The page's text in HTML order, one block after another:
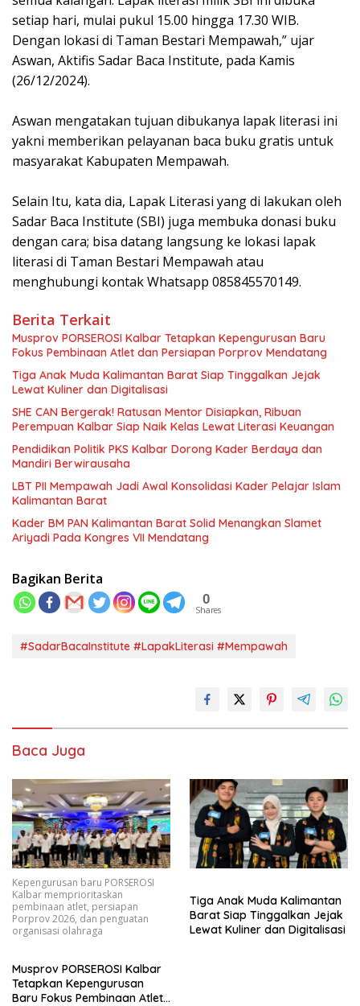
setiap hari, mulai pukul 15.00 hingga 17.30 WIB.
Dengan lokasi di Taman Bestari Mempawah,” ujar
Aswan, Aktifis Sadar Baca Institute, pada Kamis
(26/12/2024).
Aswan mengatakan tujuan dibukanya lapak literasi ini
yakni memberikan pelayanan baca buku gratis untuk
masyarakat Kabupaten Mempawah.
Selain Itu, kata dia, Lapak Literasi yang di lakukan oleh
Sadar Baca Institute (SBI) juga membuka donasi buku
dengan cara; bisa datang langsung ke lokasi lapak
literasi di Taman Bestari Mempawah atau
menghubungi kontak Whatsapp 085845570149.
Berita Terkait
Musprov PORSEROSI Kalbar Tetapkan Kepengurusan Baru
Fokus Pembinaan Atlet dan Persiapan Porprov Mendatang
Tiga Anak Muda Kalimantan Barat Siap Tinggalkan Jejak
Lewat Kuliner dan Digitalisasi
SHE CAN Bergerak! Ratusan Mentor Disiapkan, Ribuan
Perempuan Kalbar Siap Naik Kelas Lewat Literasi Keuangan
Pendidikan Politik PKS Kalbar Dorong Kader Berdaya dan
Mandiri Berwirausaha
LBT PII Mempawah Jadi Awal Konsolidasi Kader Pelajar Islam
Kalimantan Barat
Kader BM PAN Kalimantan Barat Solid Menangkan Slamet
Ariyadi Pada Kongres VII Mendatang
Bagikan Berita
0
Shares
#SadarBacaInstitute #LapakLiterasi #Mempawah
Baca Juga
Kepengurusan baru PORSEROSI
Kalbar memprioritaskan
pembinaan atlet, persiapan
Porprov 2026, dan penguatan
organisasi olahraga
Musprov PORSEROSI Kalbar
Tetapkan Kepengurusan
Baru Fokus Pembinaan Atlet
Tiga Anak Muda Kalimantan
Barat Siap Tinggalkan Jejak
Lewat Kuliner dan Digitalisasi